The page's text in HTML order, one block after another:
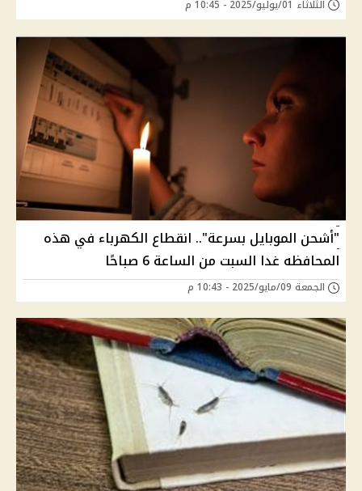
الثلاثاء 01/يوليو/2025 - 10:45 م
"أشحن الموبايل بسرعة".. انقطاع الكهرباء في هذه
المحافظه غدا السبت من الساعة 6 صباحًا
الجمعة 09/مايو/2025 - 10:43 م